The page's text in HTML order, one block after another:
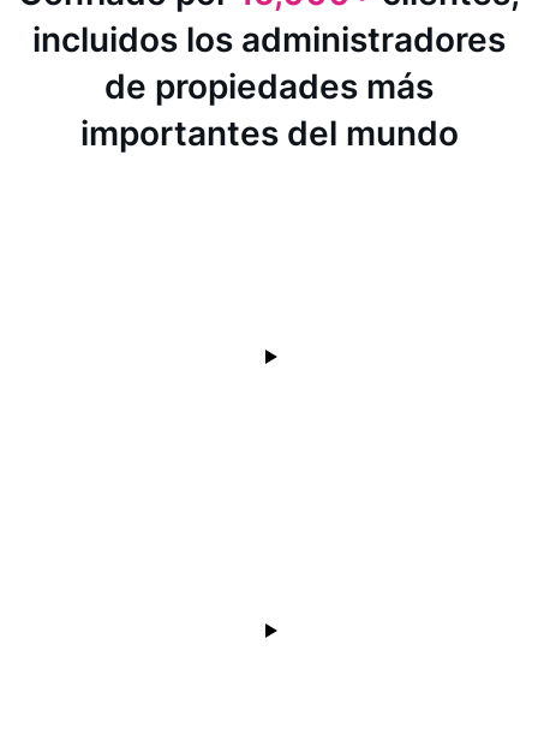
incluidos los administradores
de propiedades más
importantes del mundo